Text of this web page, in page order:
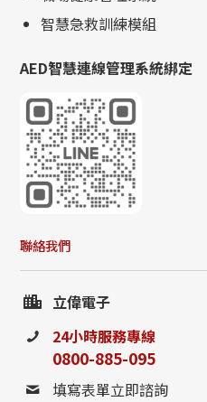
智慧急救訓練模組
AED智慧連線管理系統綁定
聯絡我們
立偉電子
24小時服務專線
0800-885-095
填寫表單立即諮詢